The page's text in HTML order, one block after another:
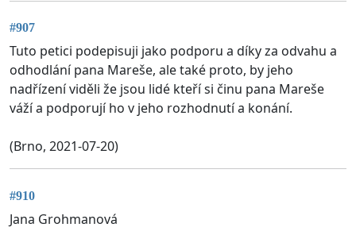
#907
Tuto petici podepisuji jako podporu a díky za odvahu a
odhodlání pana Mareše, ale také proto, by jeho
nadřízení viděli že jsou lidé kteří si činu pana Mareše
váží a podporují ho v jeho rozhodnutí a konání.
(Brno, 2021-07-20)
#910
Jana Grohmanová